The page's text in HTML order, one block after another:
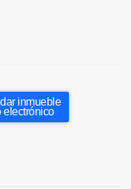
inmueble
electrónico